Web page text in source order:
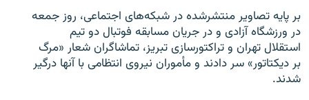
بر پایه تصاویر منتشرشده در شبکه‌های اجتماعی، روز جمعه
در ورزشگاه آزادی و در جریان مسابقه فوتبال دو تیم
استقلال تهران و تراکتورسازی تبریز، تماشاگران شعار «مرگ
بر دیکتاتور» سر دادند و مأموران نیروی انتظامی با آنها درگیر
شدند.